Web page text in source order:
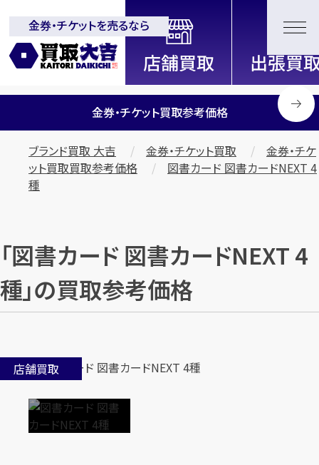
全国2200店舗以上展開中！
信頼と実績の買取専門店「買取大
吉」
金券・チケットを売るなら
金券・チケット買取参考価格
ブランド買取 大吉 金券・チケット買取
金券・チケ
ット買取買取参考価格
図書カード 図書カードNEXT 4
種
「図書カード 図書カードNEXT 4
種」の買取参考価格
店舗買取